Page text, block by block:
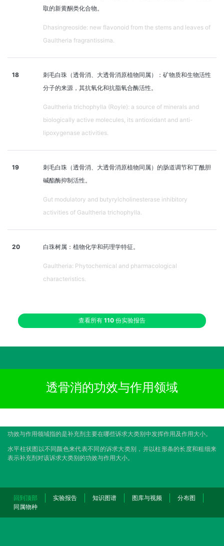
取的新黄酮类化合物。
Dhasingreoside: new flavonoid from the stems and leaves of
Gaultheria fragrantissima.
18
刺毛白珠（透骨消、大透骨消原植物同属）：矿物质和生物活性
分子的来源，其抗氧化和抗脂氧合酶活性。
Gaultheria trichophylla (Royle): a source of minerals and
biologically active molecules, its antioxidant and anti-
lipoxygenase activities.
19
刺毛白珠（透骨消、大透骨消原植物同属）的肠道调节和丁酰胆
碱酯酶抑制活性。
Gut modulatory and butyrylcholinesterase inhibitory
activities of Gaultheria trichophylla.
20 白珠树属：植物化学和药理学特征。
Gaultheria: Phytochemical and pharmacological
characteristics.
查看所有 110 份实验报告
透骨消的功效与作用领域
功效与作用领域指的是补充剂主要在哪些诉求大类别中发挥作用及作用大小。
水平柱状图以不同颜色来代表不同的诉求大类别，并以柱形条的长度和粗细来
表示补充剂对该诉求大类别的功效与作用大小。
回到顶部 实验报告 知识图谱 图库与视频
分布图
同属物种